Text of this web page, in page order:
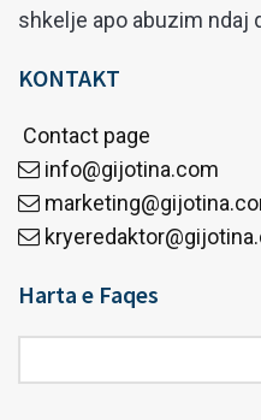
shkelje apo abuzim ndaj
KONTAKT
Contact page
info@gijotina.com
Harta e Faqes
e